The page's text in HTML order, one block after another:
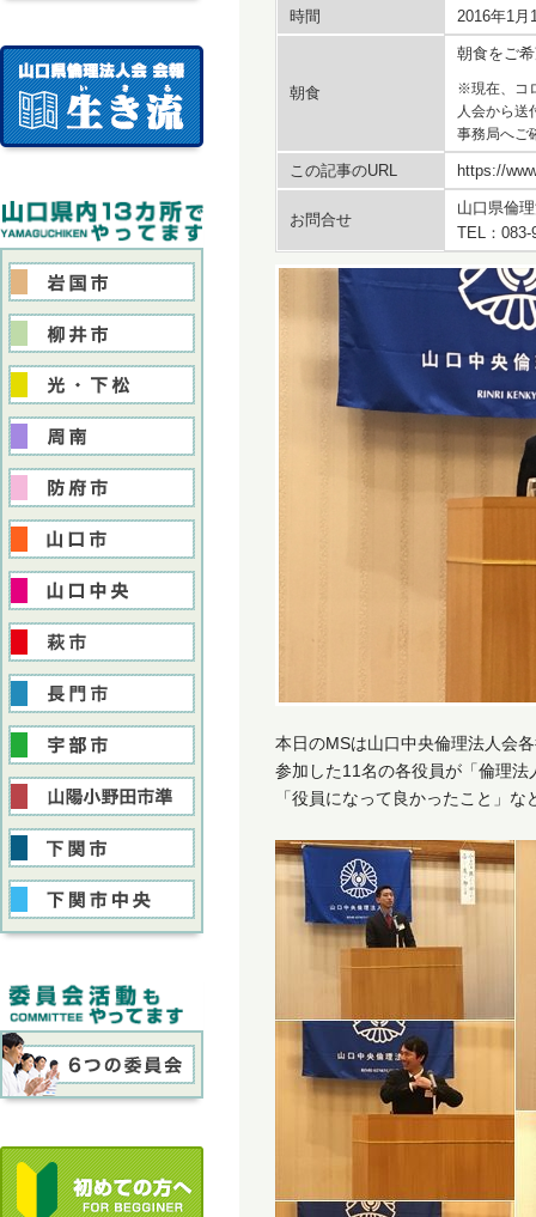
時間 2016年1
朝食
朝食をご
※現在、コ
人会から送
事務局へご
この記事のURL https://
お問合せ
山口県倫
TEL：
本日のMSは山口中央倫理法人会
参加した11名の各役員が「倫理
「役員になって良かったこと」